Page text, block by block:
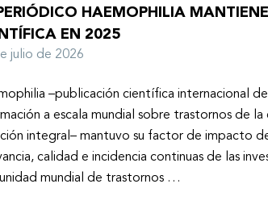
HAEMOPHILIA
EN 2025
julio de 2026
–publicación científica internacional
a escala mundial sobre trastornos de
integral– mantuvo su factor de impacto
calidad e incidencia continuas de las
mundial de trastornos …